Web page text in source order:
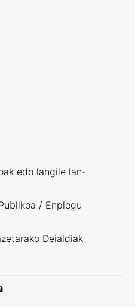
edo langile lan-
/ Enplegu
Deialdiak